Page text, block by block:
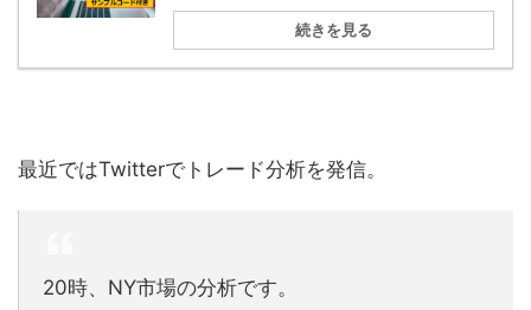
続きを見る
最近ではTwitterでトレード分析を発信。
20時、NY市場の分析です。